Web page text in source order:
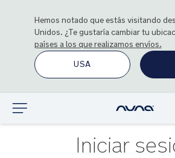
Hemos notado que estás visitando
Unidos. ¿Te gustaría cambiar tu
países a los que realizamos envíos.
USA
Iniciar